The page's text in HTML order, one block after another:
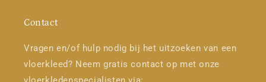
Contact
Vragen en/of hulp nodig bij het uitzoeken van een
vloerkleed? Neem gratis contact op met onze